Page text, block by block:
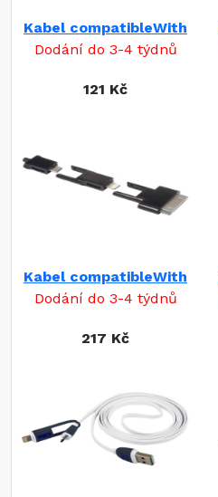
Kabel compatibleWith
Dodání do 3-4 týdnů
121 Kč
Kabel compatibleWith
Dodání do 3-4 týdnů
217 Kč